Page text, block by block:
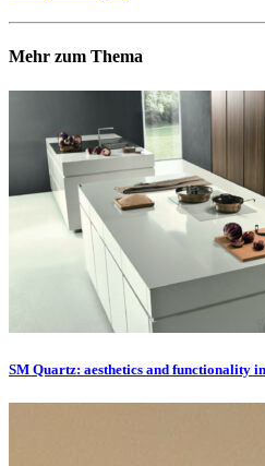
Mehr zum Thema
SM Quartz: aesthetics and functionality